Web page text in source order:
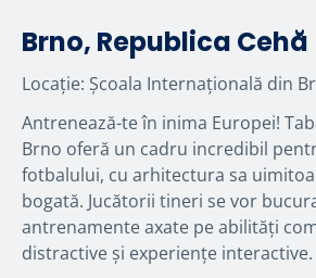
Brno, Republica Cehă
Locație: Școala Internațională din
Antrenează-te în inima Europei!
Brno oferă un cadru incredibil
fotbalului, cu arhitectura sa
bogată. Jucătorii tineri se vor
antrenamente axate pe abilități
distractive și experiențe interactive.